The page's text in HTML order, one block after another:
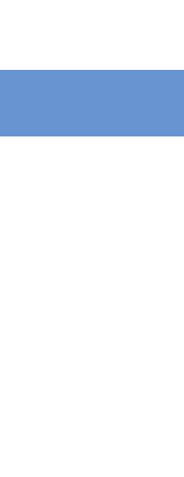
contenu